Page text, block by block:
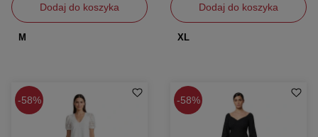
Dodaj do koszyka
M
Dodaj do koszyka
XL
58% 58%